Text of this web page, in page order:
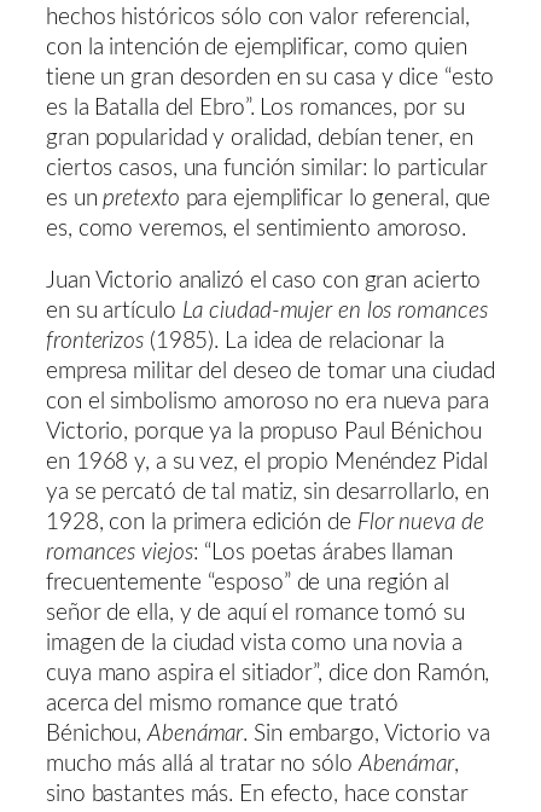
hechos históricos sólo con valor referencial,
con la intención de ejemplificar, como quien
tiene un gran desorden en su casa y dice “esto
es la Batalla del Ebro”. Los romances, por su
gran popularidad y oralidad, debían tener, en
ciertos casos, una función similar: lo particular
es unpretexto para ejemplificar lo general, que
es, como veremos, el sentimiento amoroso.
Juan Victorio analizó el caso con gran acierto
en su artículo La ciudad-mujer en los romances
fronterizos(1985). La idea de relacionar la
empresa militar del deseo de tomar una ciudad
con el simbolismo amoroso no era nueva para
Victorio, porque ya la propuso Paul Bénichou
en 1968 y, a su vez, el propio Menéndez Pidal
ya se percató de tal matiz, sin desarrollarlo, en
1928, con la primera edición de Flor nueva de
romances viejos: “Los poetas árabes llaman
frecuentemente “esposo” de una región al
señor de ella, y de aquí el romance tomó su
imagen de la ciudad vista como una novia a
cuya mano aspira el sitiador”, dice don Ramón,
acerca del mismo romance que trató
Bénichou,Abenámar. Sin embargo, Victorio va
mucho más allá al tratar no sóloAbenámar,
sino bastantes más. En efecto, hace constar